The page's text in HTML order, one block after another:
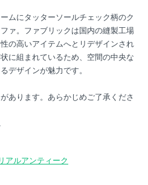
ムにタッターソールチェック柄のク
ァ。ファブリックは国内の縫製工場
の高いアイテムへとリデザインされ
に組まれているため、空間の中央な
デザインが魅力です。
あります。あらかじめご了承くださ
アルアンティーク